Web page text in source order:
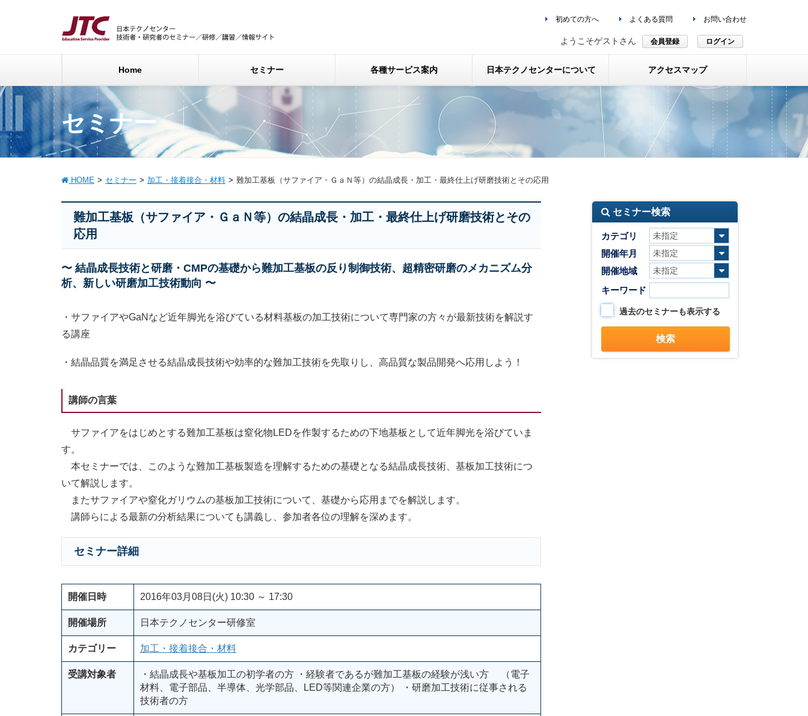
初めての方へ よくある質問 お問い合わせ
ようこそゲストさん 会員登録 ログイン
Home セミナー 各種サービス案内 日本テクノセンターについて アクセスマップ
セミナー
HOME セミナー 加工・接着接合・材料 難加工基板（サファイア・ＧａＮ等）の結晶成長・加工・最終仕上げ研磨技術とその応用
難加工基板（サファイア・ＧａＮ等）の結晶成長・加工・最終仕上げ研磨技術とその
応用
〜 結晶成長技術と研磨・CMPの基礎から難加工基板の反り制御技術、超精密研磨のメカニズム分
析、新しい研磨加工技術動向 〜
・サファイアやGaNなど近年脚光を浴びている材料基板の加工技術について専門家の方々が最新技術を解説す
る講座
・結晶品質を満足させる結晶成長技術や効率的な難加工技術を先取りし、高品質な製品開発へ応用しよう！
講師の言葉
サファイアをはじめとする難加工基板は窒化物LEDを作製するための下地基板として近年脚光を浴びていま
す。
本セミナーでは、このような難加工基板製造を理解するための基礎となる結晶成長技術、基板加工技術につ
いて解説します。
またサファイアや窒化ガリウムの基板加工技術について、基礎から応用までを解説します。
講師らによる最新の分析結果についても講義し、参加者各位の理解を深めます。
セミナー詳細
開催日時 2016年03月08日(火) 10:30 ～ 17:30
開催場所 日本テクノセンター研修室
カテゴリー 加工・接着接合・材料
受講対象者
・結晶成長や基板加工の初学者の方 ・経験者であるが難加工基板の経験が浅い方 （電子
材料、電子部品、半導体、光学部品、LED等関連企業の方） ・研磨加工技術に従事される
技術者の方
セミナー検索
カテゴリ
開催年月
開催地域
キーワード
過去のセミナーも表示する